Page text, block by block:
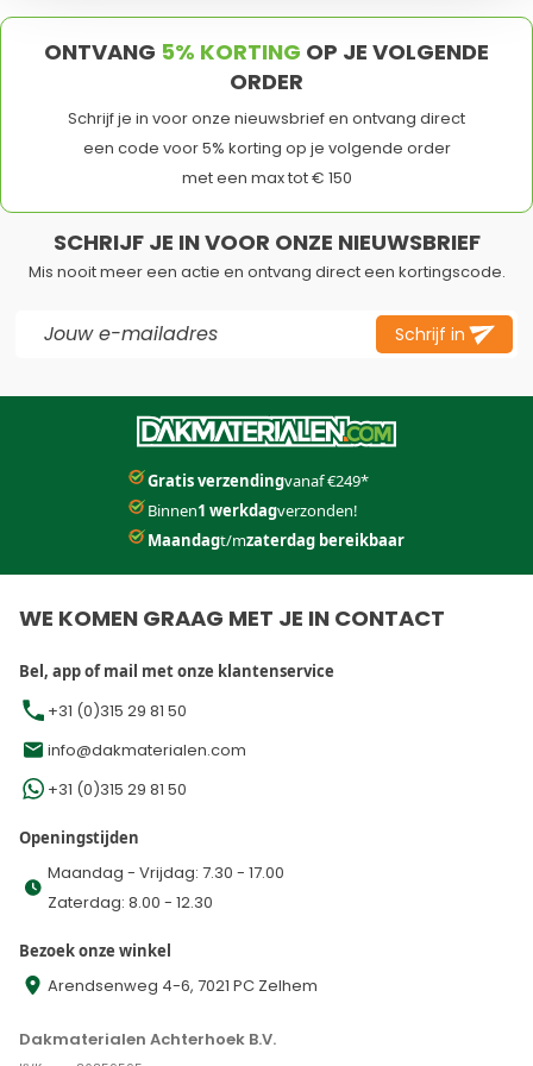
ONTVANG 5% KORTING OP JE VOLGENDE
ORDER
Schrijf je in voor onze nieuwsbrief en ontvang direct
een code voor 5% korting op je volgende order
met een max tot € 150
SCHRIJF JE IN VOOR ONZE NIEUWSBRIEF
Mis nooit meer een actie en ontvang direct een kortingscode.
E-mail adres Schrijf in
Gratis verzendingvanaf €249*
Binnen1 werkdagverzonden!
Maandagt/mzaterdag bereikbaar
WE KOMEN GRAAG MET JE IN CONTACT
Bel, app of mail met onze klantenservice
+31 (0)315 29 81 50
info@dakmaterialen.com
+31 (0)315 29 81 50
Openingstijden
Maandag - Vrijdag: 7.30 - 17.00
Zaterdag: 8.00 - 12.30
Bezoek onze winkel
Arendsenweg 4-6, 7021 PC Zelhem
Dakmaterialen Achterhoek B.V.